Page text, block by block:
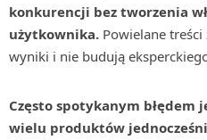
konkurencji bez tworzenia
użytkownika. Powielane treści
wyniki i nie budują
Często spotykanym
wielu produktów